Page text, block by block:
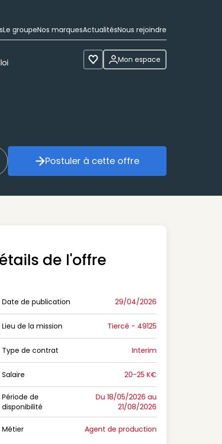
Le groupeNos marquesActualitésNous rejoindre
Voir les favoris
Mon espace
mon alerte Postuler à cette offre
Postuler à cette offre
de l'offre
Date de publication
Date de publication 29/04/2026
Lieu de la mission
Lieu de la mission Tiercé - 49125
Type de contrat
Type de contrat Interim
Salaire
Salaire 20-25 K€
Période de disponibilité
Période de
disponibilité
Du 18/05/2026 au
21/08/2026
Métier Agent de production